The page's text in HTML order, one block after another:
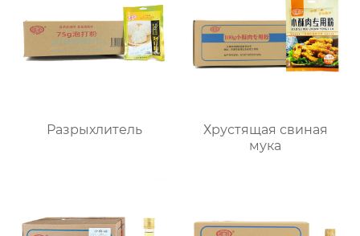
Разрыхлитель
Хрустящая свиная
мука